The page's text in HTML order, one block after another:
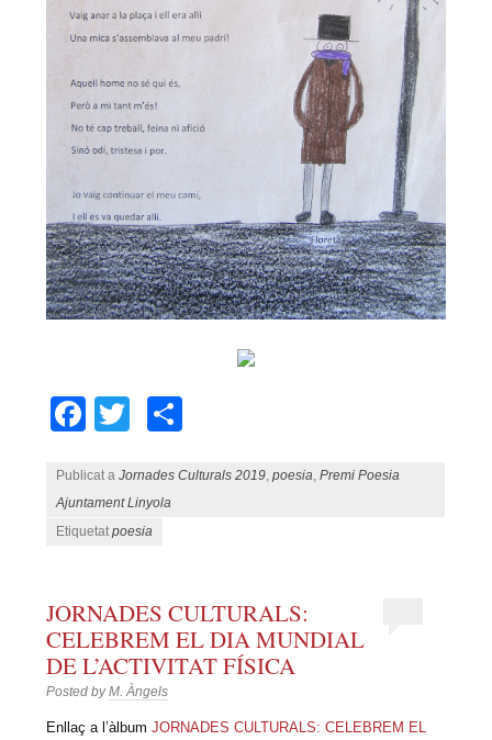
Facebook
Twitter
Publicat aJornades Culturals 2019,poesia,Premi Poesia
Ajuntament Linyola
Etiquetatpoesia
JORNADES CULTURALS:
CELEBREM EL DIA MUNDIAL
DE L’ACTIVITAT FÍSICA
Posted byM. Àngels
Enllaç a l’àlbumJORNADES CULTURALS: CELEBREM EL